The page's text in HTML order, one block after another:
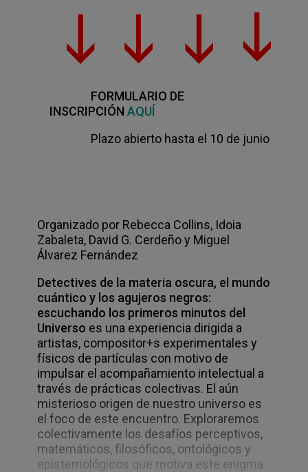
FORMULARIO DE
INSCRIPCIÓN AQUÍ
Plazo abierto hasta el 10 de junio
Organizado por Rebecca Collins, Idoia
Zabaleta, David G. Cerdeño y Miguel
Álvarez Fernández
Detectives de la materia oscura, el mundo
cuántico y los agujeros negros:
escuchando los primeros minutos del
Universo es una experiencia dirigida a
artistas, compositor+s experimentales y
físicos de partículas con motivo de
impulsar el acompañamiento intelectual a
través de prácticas colectivas. El aún
misterioso origen de nuestro universo es
el foco de este encuentro. Exploraremos
colectivamente los desafíos perceptivos,
matemáticos, filosóficos, ontológicos y
epistemológicos que motiva este enigma